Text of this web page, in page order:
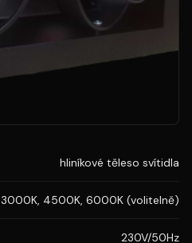
hliníkové těleso svítidla
3000K, 4500K, 6000K (volitelně)
230V/50Hz